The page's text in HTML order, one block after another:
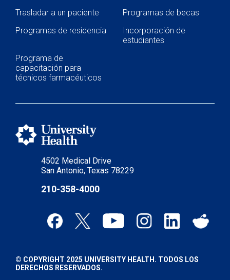
4502 Medical Drive
San Antonio, Texas 78229
210-358-4000
Trasladar a un paciente
Programas de becas
Programas de residencia
Incorporación de
estudiantes
Programa de
capacitación para
técnicos farmacéuticos
© COPYRIGHT 2025 UNIVERSITY HEALTH. TODOS LOS
DERECHOS RESERVADOS.